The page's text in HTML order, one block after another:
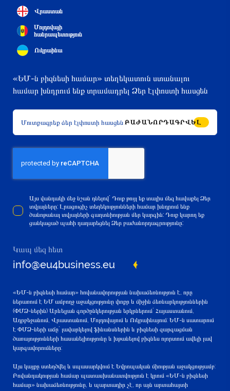
Վրաստան
Մոլդովայի
հանրապետություն
Ուկրաինա
«ԵՄ-ն բիզնեսի համար» տեղեկատուն ստանալու
համար խնդրում ենք տրամադրել Ձեր էլփոստի հասցեն
ԲԱԺԱՆՈՐԴԱԳՐՎԵԼ
Այս վանդակի մեջ նշան դնելով` Դուք թույլ եք տալիս մեզ հավաքել Ձեր
տվյալները: Լրացուցիչ տեղեկությունների համար խնդրում ենք
ծանոթանալ տվյալների գաղտնիության մեր կարգին: Դուք կարող եք
ցանկացած պահի դադարեցնել Ձեր բաժանորդագրությունը:
Կապ մեզ հետ
info@eu4business.eu
«ԵՄ-ն բիզնեսի համար» հովանավորության նախաձեռնություն է, որը
ներառում է ԵՄ ամբողջ աջակցությունը փոքր և միջին ձեռնարկություններին
(ՓՄՁ-ներին) Արևելյան գործընկերության երկրներում` Հայաստանում,
Ադրբեջանում, Վրաստանում, Մոլդովայում և Ուկրաինայում: ԵՄ-ն սատարում
է ՓՄՁ-ների աճը` լավարկելով ֆինանսներին և բիզնեսի զարգացման
ծառայությունների հասանելիությունը և խթանելով բիզնես ոլորտում ավելի լավ
կարգավորումները:
Այս կայքը ստեղծվել և սպասարկվում է Եվրոպական միության աջակցությամբ:
Բովանդակության համար պատասխանատվություն է կրում «ԵՄ-ն բիզնեսի
համար» նախաձեռնությունը, և պարտադիր չէ, որ այն արտահայտի